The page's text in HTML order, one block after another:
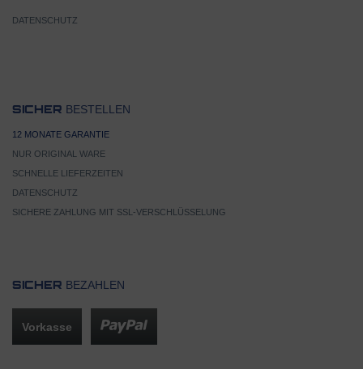
DATENSCHUTZ
SICHER BESTELLEN
12 MONATE GARANTIE
NUR ORIGINAL WARE
SCHNELLE LIEFERZEITEN
DATENSCHUTZ
SICHERE ZAHLUNG MIT SSL-VERSCHLÜSSELUNG
SICHER BEZAHLEN
Vorkasse